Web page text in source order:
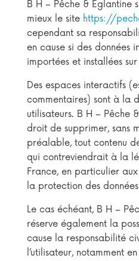
B H – Pêche & Églantine
mieux le site https://
cependant sa
en cause si des données
importées et installées sur
Des espaces interactifs
commentaires) sont à la
utilisateurs. B H – Pêche
droit de supprimer, sans
préalable, tout contenu
qui contreviendrait à la
France, en particulier
la protection des
Le cas échéant, B H –
réserve également la
cause la responsabilité
l’utilisateur, notamment